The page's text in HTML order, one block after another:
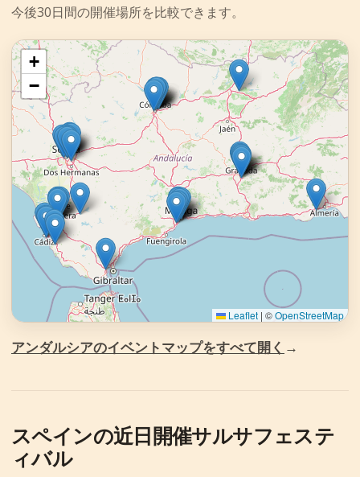
今後30日間の開催場所を比較できます。
+
−
Leaflet | ©OpenStreetMap
アンダルシアのイベントマップをすべて開く →
スペインの近日開催サルサフェステ
ィバル